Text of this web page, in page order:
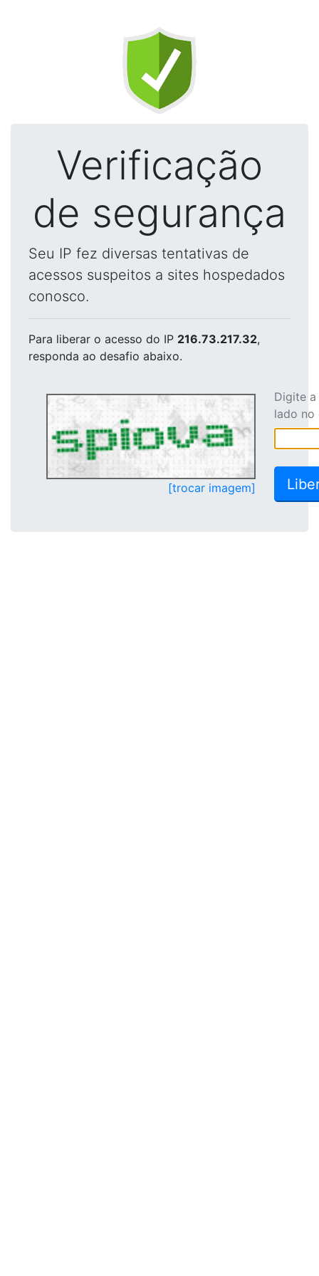
Verificação
de segurança
Seu IP fez diversas tentativas de
acessos suspeitos a sites hospedados
conosco.
Para liberar o acesso do IP 216.73.217.32,
responda ao desafio abaixo.
[trocar imagem]
Digite
lado no